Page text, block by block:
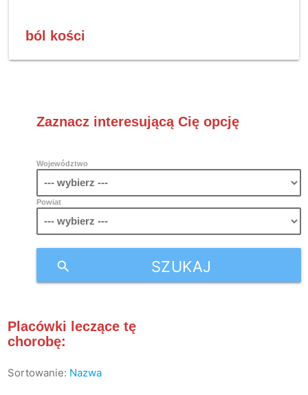
ból kości
Zaznacz interesującą Cię opcję
Województwo
Powiat
SZUKAJ
search
Placówki leczące tę
chorobę:
Sortowanie: Nazwa